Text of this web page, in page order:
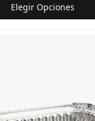
Elegir Opciones